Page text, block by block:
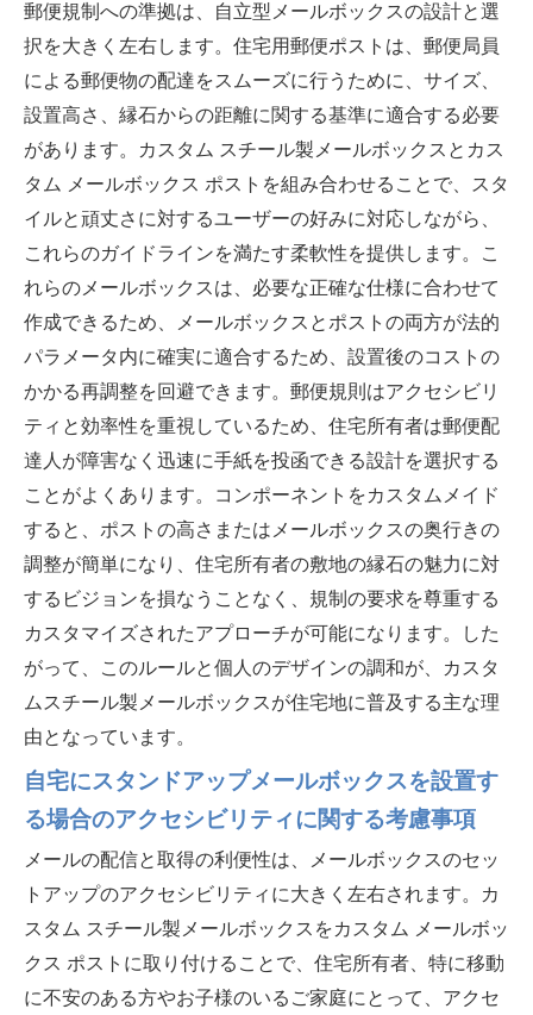
郵便規制への準拠は、自立型メールボックスの設計と選
択を大きく左右します。住宅用郵便ポストは、郵便局員
による郵便物の配達をスムーズに行うために、サイズ、
設置高さ、縁石からの距離に関する基準に適合する必要
があります。カスタム スチール製メールボックスとカス
タム メールボックス ポストを組み合わせることで、スタ
イルと頑丈さに対するユーザーの好みに対応しながら、
これらのガイドラインを満たす柔軟性を提供します。こ
れらのメールボックスは、必要な正確な仕様に合わせて
作成できるため、メールボックスとポストの両方が法的
パラメータ内に確実に適合するため、設置後のコストの
かかる再調整を回避できます。郵便規則はアクセシビリ
ティと効率性を重視しているため、住宅所有者は郵便配
達人が障害なく迅速に手紙を投函できる設計を選択する
ことがよくあります。コンポーネントをカスタムメイド
すると、ポストの高さまたはメールボックスの奥行きの
調整が簡単になり、住宅所有者の敷地の縁石の魅力に対
するビジョンを損なうことなく、規制の要求を尊重する
カスタマイズされたアプローチが可能になります。した
がって、このルールと個人のデザインの調和が、カスタ
ムスチール製メールボックスが住宅地に普及する主な理
由となっています。
自宅にスタンドアップメールボックスを設置す
る場合のアクセシビリティに関する考慮事項
メールの配信と取得の利便性は、メールボックスのセッ
トアップのアクセシビリティに大きく左右されます。カ
スタム スチール製メールボックスをカスタム メールボッ
クス ポストに取り付けることで、住宅所有者、特に移動
に不安のある方やお子様のいるご家庭にとって、アクセ